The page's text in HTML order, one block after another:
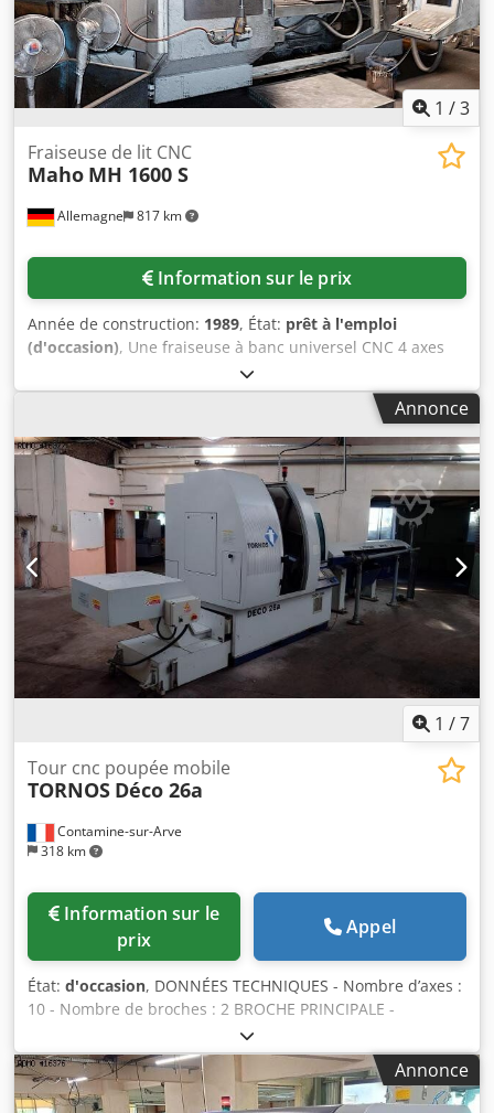
1 /3
Allemagne 817 km
Fraiseuse de lit CNC
Maho MH 1600 S
Information sur le prix
Année de construction: 1989, État: prêt à l'emploi
(d'occasion), Une fraiseuse à banc universel CNC 4 axes
de Maho est disponible. Course X/Y/Z :
1600mm/800mm/800mm, dimensions de la table X/Y :
1250mm/800mm, max. charge de la table : 3000 kg,
support de broche : SK50, vitesse de broche principale :
4000 tr/min, puissance : 22 kW. Positions d'outils : 36, max.
diamètre de l'outil : 160 mm/210 mm, max. longueur de
l'outil : 315 mm/400 mm, max. Poids de l'outil : 15 kg,
avance : 4 m/min, avance rapide : 10 m/min. Dimensions
de la machine X/Y/Z : environ 5000mm/3700mm/3000mm,
poids : environ 16000kg, commande : Philips CNC 232. Une
inspection sur site est possible. Cedsv Ubqnepfx Adtsrf
Annonce
1 /7
Contamine-sur-Arve
318 km
Tour cnc poupée mobile
TORNOS Déco 26a
prix
Appel
État: d'occasion, DONNÉES TECHNIQUES - Nombre d’axes :
10 - Nombre de broches : 2 BROCHE PRINCIPALE -
Diamètre maximal de la barre : 32 [mm] - Course :
240 [mm] - Vitesse de rotation de la broche : 8 000 [tr/min]
Crsdpfxszrh Sco Adtof - Puissance d’entraînement de la
broche : 7,5 [kW] - Résolution minimale de l’axe C :
Annonce